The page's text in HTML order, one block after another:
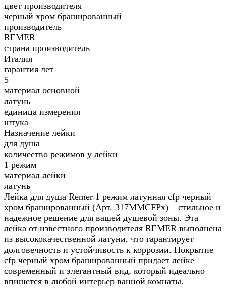
цвет производителя
черный хром брашированный
производитель
REMER
страна производитель
Италия
гарантия лет
5
материал основной
латунь
единица измерения
штука
Назначение лейки
для душа
количество режимов у лейки
1 режим
материал лейки
латунь
Лейка для душа Remer 1 режим латунная cfp черный
хром брашированный (Арт. 317MMCFPx) – стильное и
надежное решение для вашей душевой зоны. Эта
лейка от известного производителя REMER выполнена
из высококачественной латуни, что гарантирует
долговечность и устойчивость к коррозии. Покрытие
cfp черный хром брашированный придает лейке
современный и элегантный вид, который идеально
впишется в любой интерьер ванной комнаты.